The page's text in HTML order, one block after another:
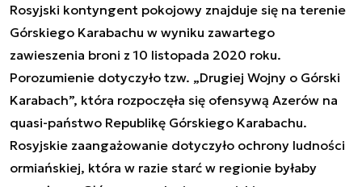
Rosyjski kontyngent pokojowy znajduje się na terenie
Górskiego Karabachu w wyniku zawartego
zawieszenia broni z 10 listopada 2020 roku.
Porozumienie dotyczyło tzw. „Drugiej Wojny o Górski
Karabach”, która rozpoczęła się ofensywą Azerów na
quasi-państwo Republikę Górskiego Karabachu.
Rosyjskie zaangażowanie dotyczyło ochrony ludności
ormiańskiej, która w razie starć w regionie byłaby